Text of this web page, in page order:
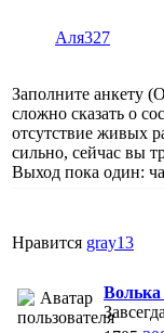
Аля327
Заполните анкету
сложно сказать о
отсутствие живых
сильно, сейчас вы
Выход пока один:
Нравится gray13